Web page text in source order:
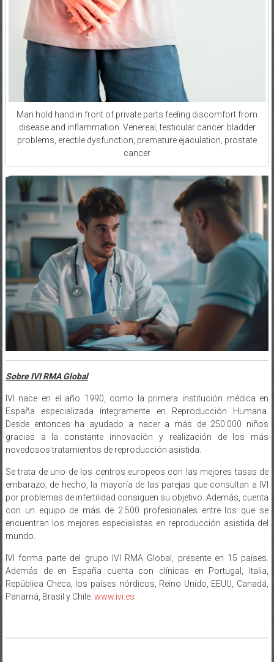
Man hold hand in front of private parts feeling discomfort from
disease and inflammation. Venereal, testicular cancer. bladder
problems, erectile dysfunction, premature ejaculation, prostate
cancer
Sobre IVI RMA Global
IVI nace en el año 1990, como la primera institución médica en
España especializada íntegramente en Reproducción Humana.
Desde entonces ha ayudado a nacer a más de 250.000 niños
gracias a la constante innovación y realización de los más
novedosos tratamientos de reproducción asistida.
Se trata de uno de los centros europeos con las mejores tasas de
embarazo; de hecho, la mayoría de las parejas que consultan a IVI
por problemas de infertilidad consiguen su objetivo. Además, cuenta
con un equipo de más de 2.500 profesionales entre los que se
encuentran los mejores especialistas en reproducción asistida del
mundo.
IVI forma parte del grupo IVI RMA Global, presente en 15 países.
Además de en España cuenta con clínicas en Portugal, Italia,
República Checa, los países nórdicos, Reino Unido, EEUU, Canadá,
Panamá, Brasil y Chile. www.ivi.es